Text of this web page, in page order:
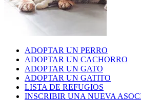
ADOPTAR UN PERRO
ADOPTAR UN CACHORRO
ADOPTAR UN GATO
ADOPTAR UN GATITO
LISTA DE REFUGIOS
INSCRIBIR UNA NUEVA